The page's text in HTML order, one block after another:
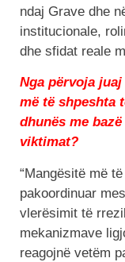
ndaj Grave dhe
institucionale,
dhe sfidat reale
Nga përvoja
më të shpeshta
dhunës me
viktimat?
“Mangësitë më
pakoordinuar
vlerësimit të
mekanizmave
reagojnë vetëm